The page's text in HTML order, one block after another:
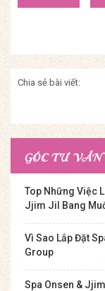
Chia sẻ bài viết:
GÓC TƯ VẤN
Top Những Việc
Jjim Jil Bang
Vì Sao Lắp Đặt
Group
Spa Onsen &